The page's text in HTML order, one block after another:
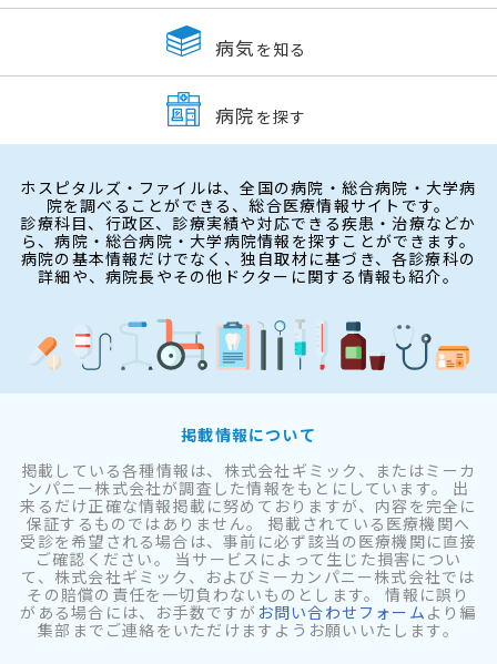
病気 を知る
病院 を探す
ホスピタルズ・ファイルは、全国の病院・総合病院・大学病
院を調べることができる、総合医療情報サイトです。
診療科目、行政区、診療実績や対応できる疾患・治療などか
ら、病院・総合病院・大学病院情報を探すことができます。
病院の基本情報だけでなく、独自取材に基づき、各診療科の
詳細や、病院長やその他ドクターに関する情報も紹介。
掲載情報について
掲載している各種情報は、株式会社ギミック、またはミーカ
ンパニー株式会社が調査した情報をもとにしています。 出
来るだけ正確な情報掲載に努めておりますが、内容を完全に
保証するものではありません。 掲載されている医療機関へ
受診を希望される場合は、事前に必ず該当の医療機関に直接
ご確認ください。 当サービスによって生じた損害につい
て、株式会社ギミック、およびミーカンパニー株式会社では
その賠償の責任を一切負わないものとします。 情報に誤り
がある場合には、お手数ですが お問い合わせフォーム より編
集部までご連絡をいただけますようお願いいたします。